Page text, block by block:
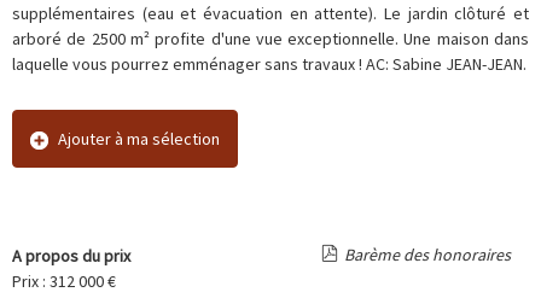
supplémentaires (eau et évacuation en attente). Le jardin clôturé et
arboré de 2500 m² profite d'une vue exceptionnelle. Une maison dans
laquelle vous pourrez emménager sans travaux ! AC: Sabine JEAN-JEAN.
Ajouter à ma sélection
A propos du prix
Barème des honoraires
Prix : 312 000 €